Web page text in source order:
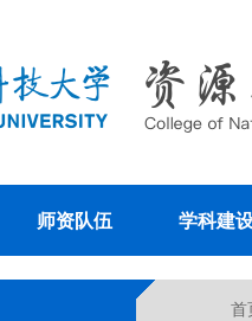
师资队伍 学科建
首